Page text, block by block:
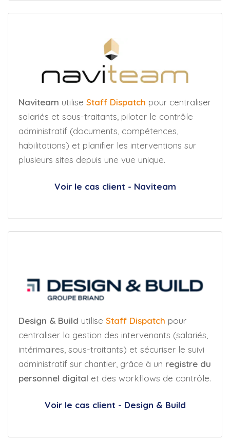
Naviteam utilise Staff Dispatch pour centraliser
salariés et sous-traitants, piloter le contrôle
administratif (documents, compétences,
habilitations) et planifier les interventions sur
plusieurs sites depuis une vue unique.
Voir le cas client - Naviteam
Design & Build utilise Staff Dispatch pour
centraliser la gestion des intervenants (salariés,
intérimaires, sous-traitants) et sécuriser le suivi
administratif sur chantier, grâce à un registre du
personnel digital et des workflows de contrôle.
Voir le cas client - Design & Build